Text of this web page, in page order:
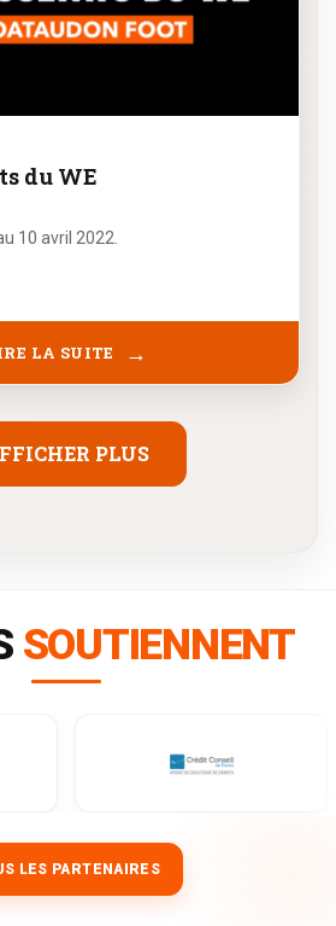
du WE
10 avril 2022.
LA SUITE
PLUS
SOUTIENNENT
LES PARTENAIRES